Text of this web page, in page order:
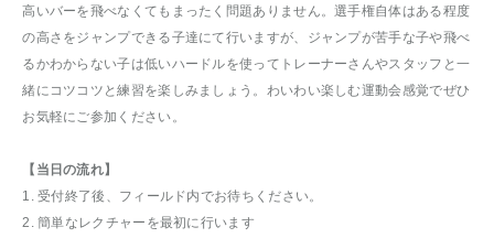
高いバーを飛べなくてもまったく問題ありません。選手権自体はある程度
の高さをジャンプできる子達にて行いますが、ジャンプが苦手な子や飛べ
るかわからない子は低いハードルを使ってトレーナーさんやスタッフと一
緒にコツコツと練習を楽しみましょう。わいわい楽しむ運動会感覚でぜひ
お気軽にご参加ください。
【当日の流れ】
1. 受付終了後、フィールド内でお待ちください。
2. 簡単なレクチャーを最初に行います